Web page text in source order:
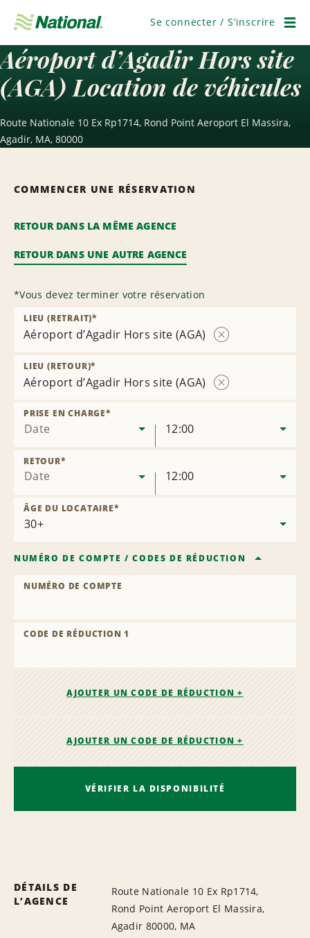
navigation
Se connecter / S’inscrire
Aéroport d’Agadir Hors site
(AGA) Location de véhicules
Route Nationale 10 Ex Rp1714, Rond Point Aeroport El Massira,
Agadir, MA, 80000
COMMENCER UNE RÉSERVATION
RETOUR DANS LA MÊME AGENCE
RETOUR DANS UNE AUTRE AGENCE
*Vous devez terminer votre réservation
Aéroport d’Agadir Hors site (AGA)
LIEU (RETRAIT)*
Aéroport d’Agadir Hors site (AGA)
LIEU (RETOUR)*
Date
PRISE EN CHARGE*
12:00
Date
RETOUR*
12:00
ÂGE DU LOCATAIRE*
NUMÉRO DE COMPTE /CODES DE RÉDUCTION
NUMÉRO DE COMPTE
CODE DE RÉDUCTION 1
AJOUTER UN CODE DE RÉDUCTION +
AJOUTER UN CODE DE RÉDUCTION +
VÉRIFIER LA DISPONIBILITÉ
DÉTAILS DE
L’AGENCE
Route Nationale 10 Ex Rp1714,
Rond Point Aeroport El Massira,
Agadir 80000, MA